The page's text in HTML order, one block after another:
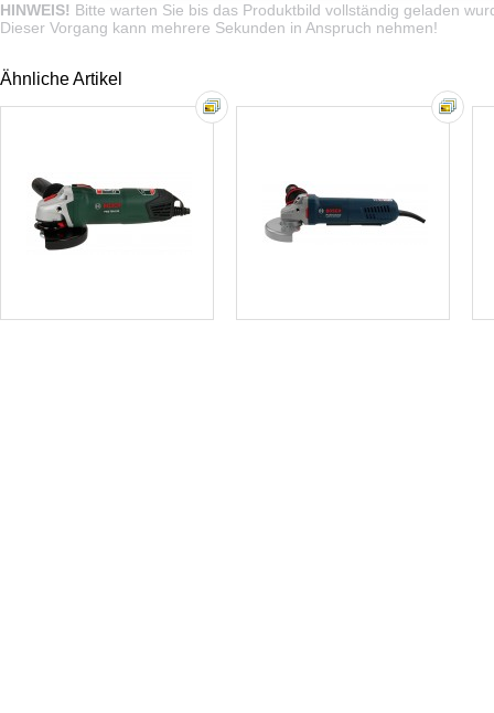
HINWEIS! Bitte warten Sie bis das Produktbild vollständig geladen
Dieser Vorgang kann mehrere Sekunden in Anspruch nehmen!
Ähnliche Artikel